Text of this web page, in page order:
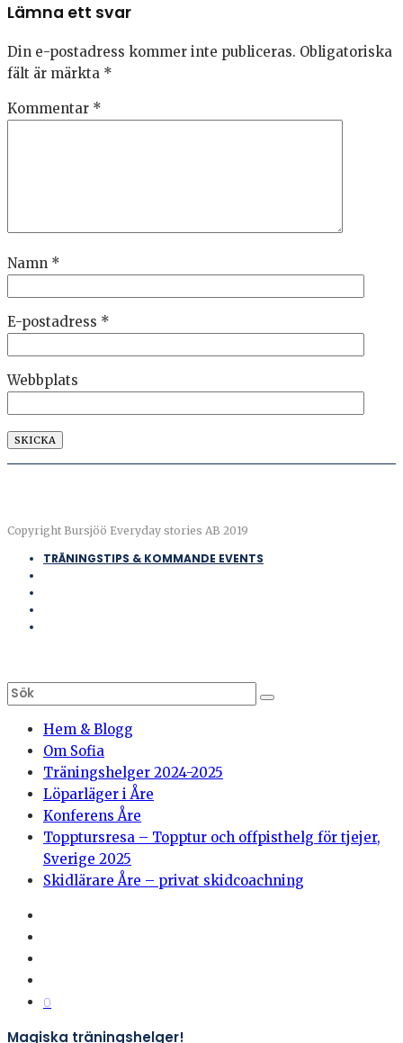
Lämna ett svar
Din e-postadress kommer inte publiceras. Obligatoriska
fält är märkta *
Kommentar *
Namn *
E-postadress *
Webbplats
Copyright Bursjöö Everyday stories AB 2019
TRÄNINGSTIPS & KOMMANDE EVENTS
Hem & Blogg
Om Sofia
Träningshelger 2024-2025
Löparläger i Åre
Konferens Åre
Topptursresa – Topptur och offpisthelg för tjejer,
Sverige 2025
Skidlärare Åre – privat skidcoachning
0
Magiska träningshelger!